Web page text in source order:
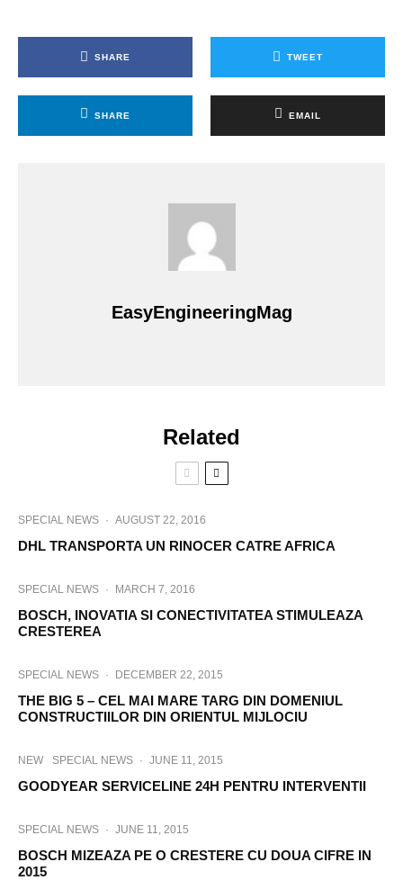
SHARE TWEET
SHARE EMAIL
EasyEngineeringMag
Related
SPECIAL NEWS · AUGUST 22, 2016
DHL TRANSPORTA UN RINOCER CATRE AFRICA
SPECIAL NEWS · MARCH 7, 2016
BOSCH, INOVATIA SI CONECTIVITATEA STIMULEAZA
CRESTEREA
SPECIAL NEWS · DECEMBER 22, 2015
THE BIG 5 – CEL MAI MARE TARG DIN DOMENIUL
CONSTRUCTIILOR DIN ORIENTUL MIJLOCIU
NEW SPECIAL NEWS · JUNE 11, 2015
GOODYEAR SERVICELINE 24H PENTRU INTERVENTII
SPECIAL NEWS · JUNE 11, 2015
BOSCH MIZEAZA PE O CRESTERE CU DOUA CIFRE IN
2015